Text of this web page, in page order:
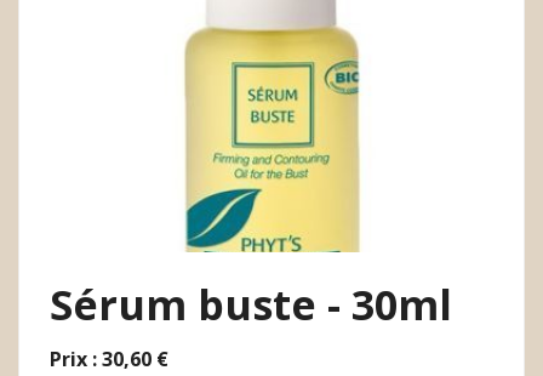
Sérum buste - 30ml
Prix : 30,60 €